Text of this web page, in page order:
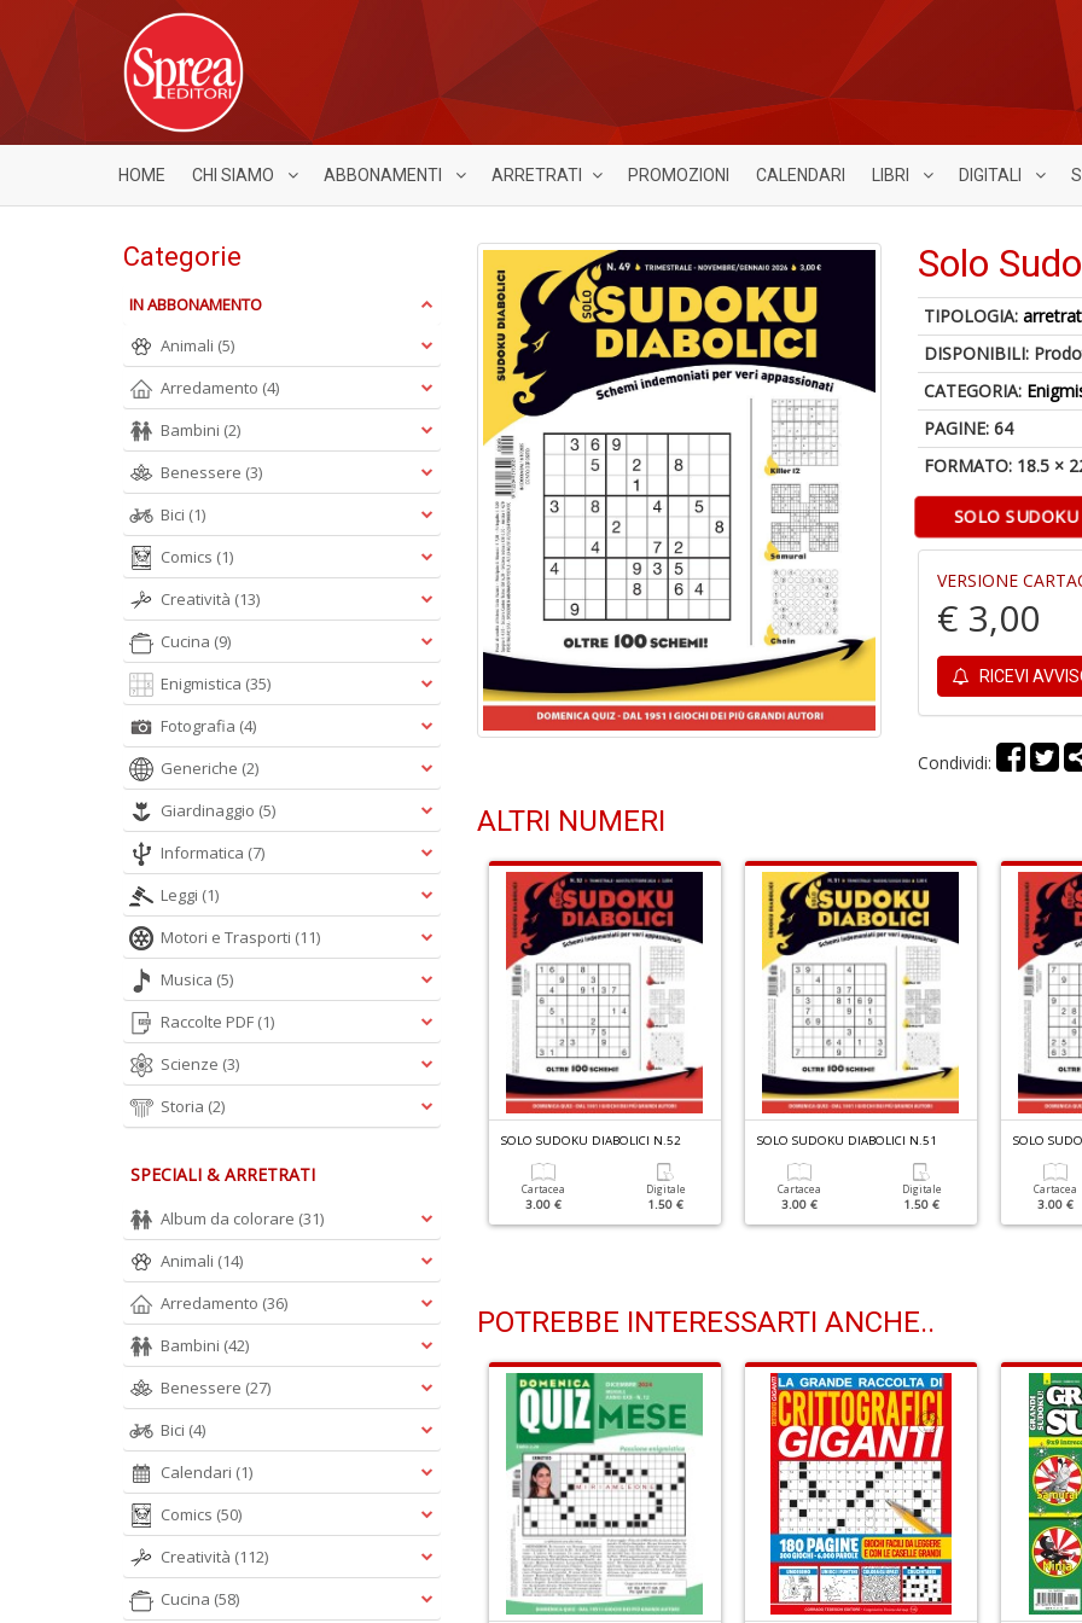
HOME CHI SIAMO ABBONAMENTI ARRETRATI PROMOZIONI CALENDARI LIBRI DIGITALI
Solo
TIPOLOGIA:
DISPONIBILI:
CATEGORIA:
PAGINE: 64
FORMATO: 18.5 ×
SOLO
VERSIONE
€ 3,00
RICEVI
Condividi:
ALTRI NUMERI
SOLO SUDOKU DIABOLICI N.52
Cartacea
3.00 €
Digitale
1.50 €
SOLO SUDOKU DIABOLICI N.51
Cartacea
3.00 €
Digitale
1.50 €
SOLO
Cartacea
3.00 €
POTREBBE INTERESSARTI ANCHE..
Categorie
IN ABBONAMENTO
Animali (5)
Arredamento (4)
Bambini (2)
Benessere (3)
Bici (1)
Comics (1)
Creatività (13)
Cucina (9)
Enigmistica (35)
Fotografia (4)
Generiche (2)
Giardinaggio (5)
Informatica (7)
Leggi (1)
Motori e Trasporti (11)
Musica (5)
Raccolte PDF (1)
Scienze (3)
Storia (2)
SPECIALI & ARRETRATI
Album da colorare (31)
Animali (14)
Arredamento (36)
Bambini (42)
Benessere (27)
Bici (4)
Calendari (1)
Comics (50)
Creatività (112)
Cucina (58)